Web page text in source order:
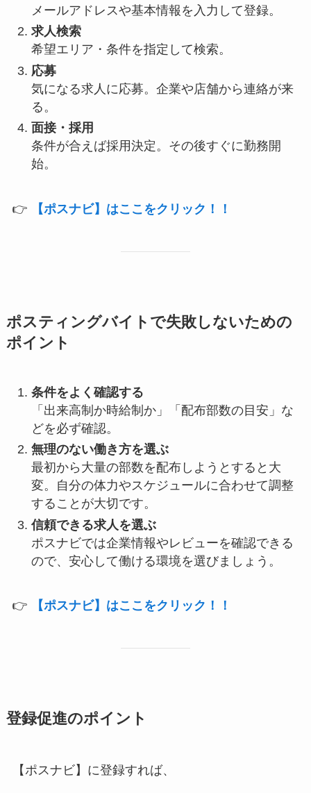
メールアドレスや基本情報を入力して登録。
求人検索
希望エリア・条件を指定して検索。
応募
気になる求人に応募。企業や店舗から連絡が来
る。
面接・採用
条件が合えば採用決定。その後すぐに勤務開
始。
👉 【ポスナビ】はここをクリック！！
ポスティングバイトで失敗しないための
ポイント
条件をよく確認する
「出来高制か時給制か」「配布部数の目安」な
どを必ず確認。
無理のない働き方を選ぶ
最初から大量の部数を配布しようとすると大
変。自分の体力やスケジュールに合わせて調整
することが大切です。
信頼できる求人を選ぶ
ポスナビでは企業情報やレビューを確認できる
ので、安心して働ける環境を選びましょう。
👉 【ポスナビ】はここをクリック！！
登録促進のポイント
【ポスナビ】に登録すれば、